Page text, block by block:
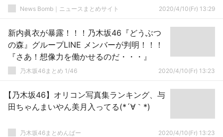
News Bomb｜ニュースまとめサイト 2020/4/10(Fr) 13:29
新内眞衣が暴露！！！乃木坂46『どうぶつ
の森』グループLINE メンバーが判明！！！
『さあ！想像力を働かせるのだ・・・』
乃木坂46まとめ 1/46 2020/4/10(Fr) 13:23
【乃木坂46】オリコン写真集ランキング、与
田ちゃんまいやん美月入ってる(*´∀｀*)
乃木坂46まとめんばー 2020/4/10(Fr) 13:23